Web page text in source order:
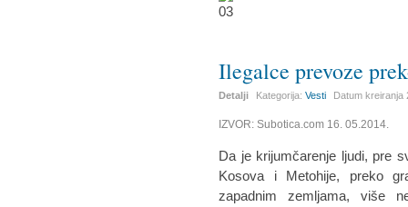
Ilegalce prevoze
Detalji Kategorija:Vesti Datum kreiranja
IZVOR: Subotica.com 16. 05.2014.
Da je krijumčarenje ljudi, pre
Kosova i Metohije, preko
zapadnim zemljama, više